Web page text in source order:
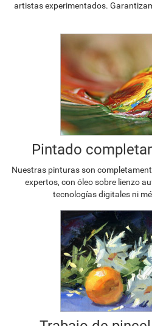
artistas experimentados.
Pintado
Nuestras pinturas son
expertos, con óleo sobre lienzo
tecnologías digitales ni